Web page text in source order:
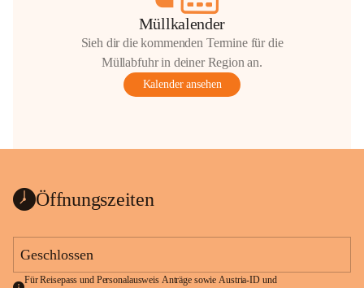
Müllkalender
Sieh dir die kommenden Termine für die
Müllabfuhr in deiner Region an.
Kalender ansehen
Öffnungszeiten
Geschlossen
Für Reisepass und Personalausweis Anträge sowie Austria-ID und